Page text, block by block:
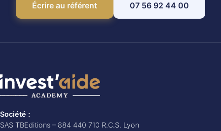
Écrire au référent 07 56 92 44 00
Société :
SAS TBEditions – 884 440 710 R.C.S. Lyon